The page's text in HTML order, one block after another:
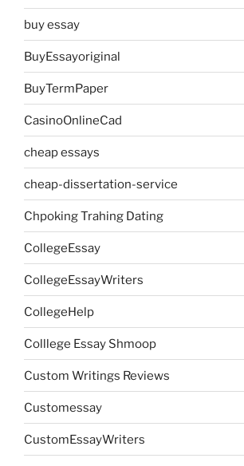
buy essay
BuyEssayoriginal
BuyTermPaper
CasinoOnlineCad
cheap essays
cheap-dissertation-service
Chpoking Trahing Dating
CollegeEssay
CollegeEssayWriters
CollegeHelp
Colllege Essay Shmoop
Custom Writings Reviews
Customessay
CustomEssayWriters